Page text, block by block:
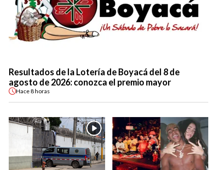
Resultados de la Lotería de Boyacá del 8 de
agosto de 2026: conozca el premio mayor
Hace8 horas